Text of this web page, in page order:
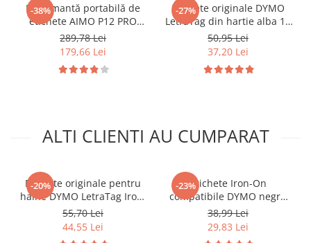
-38%
Imprimantă portabilă de
etichete AIMO P12 PRO
Bluetooth cu acumulator,
cutter integrat și suport
pentru etichete și panglici
satin AIMO de până la 12
289,78 Lei
179,66 Lei
-27%
Etichete originale DYMO
LetraTag din hartie alba 12
mm pentru borcane,
recipiente si organizare
acasa S0721510
50,95 Lei
37,20 Lei
ALTI CLIENTI AU CUMPARAT
-20%
Etichete originale pentru
haine DYMO LetraTag Iron-
On 12 mm pentru marcarea
hainelor, uniformelor si
textilelor S0718850
55,70 Lei
44,55 Lei
-23%Etichete Iron-On
compatibile DYMO negru
pe alb 18769 pentru haine,
creșe, cămine și curățătorii
38,99 Lei
29,83 Lei